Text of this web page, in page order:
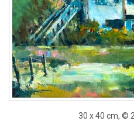
30 x 40 cm, ©